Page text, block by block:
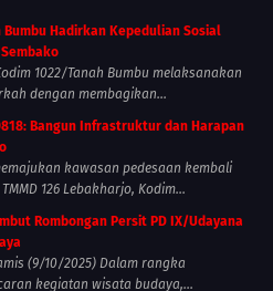
Bumbu Hadirkan Kepedulian Sosial
1022/Tanah Bumbu melaksanakan
dengan membagikan...
Bangun Infrastruktur dan Harapan
kawasan pedesaan kembali
126 Lebakharjo, Kodim...
Rombongan Persit PD IX/Udayana
(9/10/2025) Dalam rangka
kegiatan wisata budaya,...